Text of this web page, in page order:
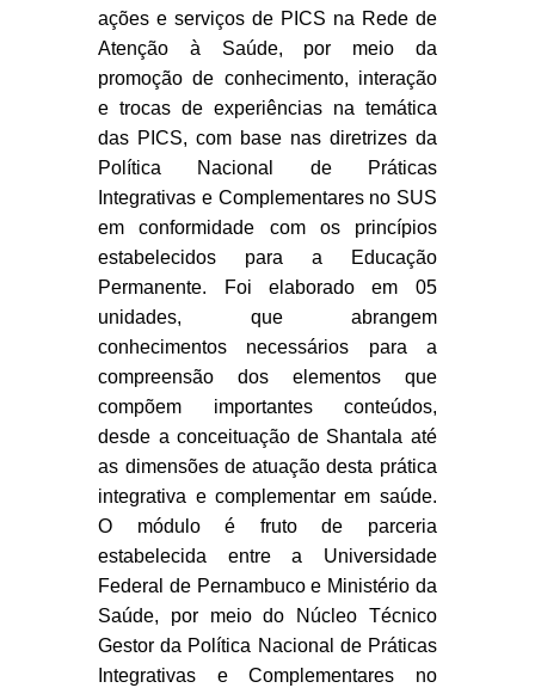
ações e serviços de PICS na Rede de
Atenção à Saúde, por meio da
promoção de conhecimento, interação
e trocas de experiências na temática
das PICS, com base nas diretrizes da
Política Nacional de Práticas
Integrativas e Complementares no SUS
em conformidade com os princípios
estabelecidos para a Educação
Permanente. Foi elaborado em 05
unidades, que abrangem
conhecimentos necessários para a
compreensão dos elementos que
compõem importantes conteúdos,
desde a conceituação de Shantala até
as dimensões de atuação desta prática
integrativa e complementar em saúde.
O módulo é fruto de parceria
estabelecida entre a Universidade
Federal de Pernambuco e Ministério da
Saúde, por meio do Núcleo Técnico
Gestor da Política Nacional de Práticas
Integrativas e Complementares no